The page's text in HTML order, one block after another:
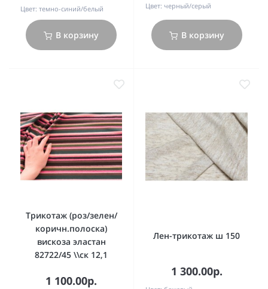
Цвет: темно-синий/белый
В корзину
Цвет: черный/серый
В корзину
Трикотаж (роз/зелен/
коричн.полоска)
вискоза эластан
82722/45 \\ск 12,1
1 100.00р.
Лен-трикотаж ш 150
1 300.00р.